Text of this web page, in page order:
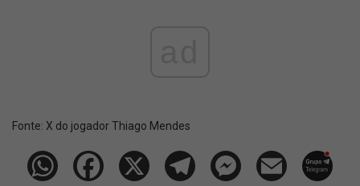
Fonte: X do jogador Thiago Mendes